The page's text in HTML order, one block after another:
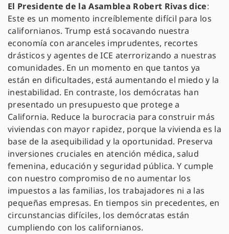
El Presidente de la Asamblea Robert Rivas dice:
Este es un momento increíblemente difícil para los
californianos. Trump está socavando nuestra
economía con aranceles imprudentes, recortes
drásticos y agentes de ICE aterrorizando a nuestras
comunidades. En un momento en que tantos ya
están en dificultades, está aumentando el miedo y la
inestabilidad. En contraste, los demócratas han
presentado un presupuesto que protege a
California. Reduce la burocracia para construir más
viviendas con mayor rapidez, porque la vivienda es la
base de la asequibilidad y la oportunidad. Preserva
inversiones cruciales en atención médica, salud
femenina, educación y seguridad pública. Y cumple
con nuestro compromiso de no aumentar los
impuestos a las familias, los trabajadores ni a las
pequeñas empresas. En tiempos sin precedentes, en
circunstancias difíciles, los demócratas están
cumpliendo con los californianos.